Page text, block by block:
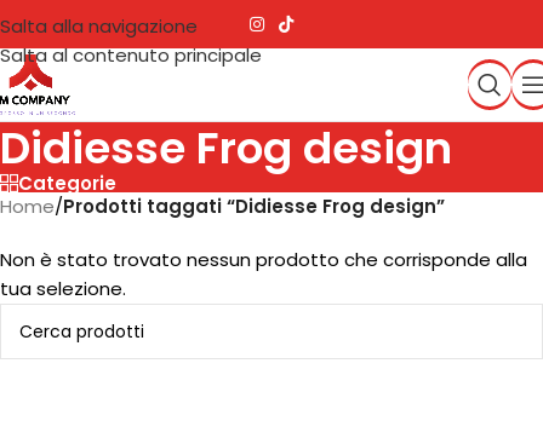
Salta alla navigazione
Salta al contenuto principale
Didiesse Frog design
Categorie
Home/Prodotti taggati “Didiesse Frog design”
Non è stato trovato nessun prodotto che corrisponde alla
tua selezione.